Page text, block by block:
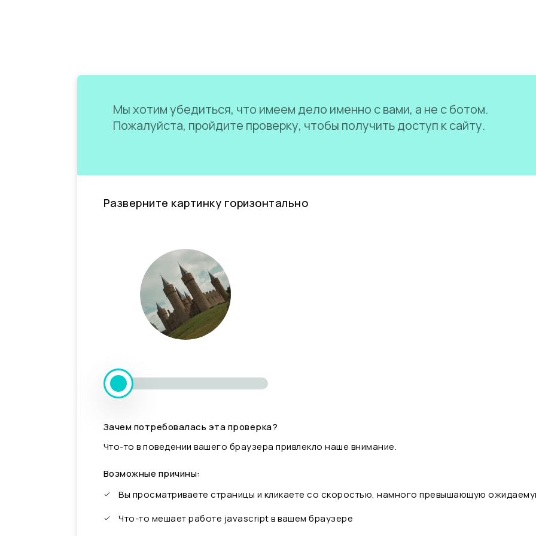
Мы хотим убедиться, что имеем дело именно с вами, а не с ботом.
Пожалуйста, пройдите проверку, чтобы получить доступ к сайту.
Разверните картинку горизонтально
Зачем потребовалась эта проверка?
Что-то в поведении вашего браузера привлекло наше внимание.
Возможные причины:
Вы просматриваете страницы и кликаете со скоростью, намного превышающую
Что-то мешает работе javascript в вашем браузере